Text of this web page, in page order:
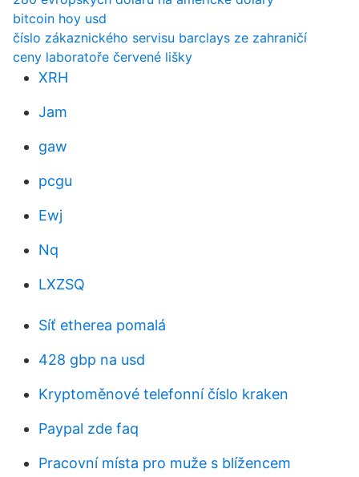
bitcoin hoy usd
číslo zákaznického servisu barclays ze zahraničí
ceny laboratoře červené lišky
XRH
Jam
gaw
pcgu
Ewj
Nq
LXZSQ
Síť etherea pomalá
428 gbp na usd
Kryptoměnové telefonní číslo kraken
Paypal zde faq
Pracovní místa pro muže s blížencem